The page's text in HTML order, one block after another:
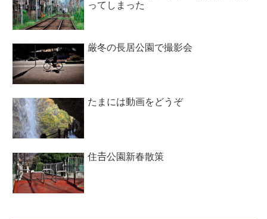
ってしまった
厳冬の長居公園で撮影会
たまには動画をどうぞ
住𠮷公園新春散策